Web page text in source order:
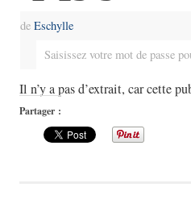
deEschylle
Saisissez votre mot de passe
Il n’y a pas d’extrait, car cette
Partager :